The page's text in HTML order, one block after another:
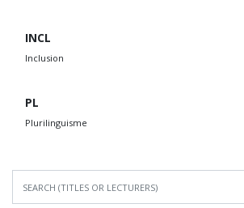
INCL
Inclusion
PL
Plurilinguisme